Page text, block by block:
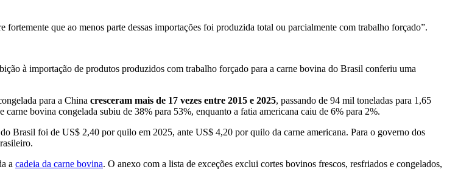
que ao menos parte dessas importações foi produzida total ou parcialmente com trabalho forçado”.
à importação de produtos produzidos com trabalho forçado para a carne bovina do Brasil conferiu uma
para a China cresceram mais de 17 vezes entre 2015 e 2025, passando de 94 mil toneladas para 1,65
bovina congelada subiu de 38% para 53%, enquanto a fatia americana caiu de 6% para 2%.
Brasil foi de US$ 2,40 por quilo em 2025, ante US$ 4,20 por quilo da carne americana. Para o governo dos
a cadeia da carne bovina. O anexo com a lista de exceções exclui cortes bovinos frescos, resfriados e congelados,